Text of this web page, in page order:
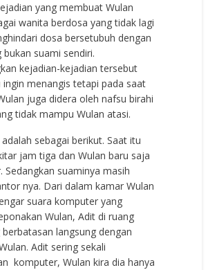
yang membuat Wulan
wanita berdosa yang tidak lagi
dosa bersetubuh dengan
bukan suami sendiri.
kejadian-kejadian tersebut
ingin menangis tetapi pada saat
juga didera oleh nafsu birahi
tidak mampu Wulan atasi.
sebagai berikut. Saat itu
jam tiga dan Wulan baru saja
Sedangkan suaminya masih
nya. Dari dalam kamar Wulan
suara komputer yang
Wulan, Adit di ruang
langsung dengan
Adit sering sekali
komputer, Wulan kira dia hanya